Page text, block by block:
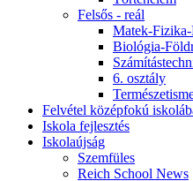
Felsős - reál
Matek-
Biológia-
6. osztály
Felvétel középfokú
Iskola fejlesztés
Iskolaújság
Szemfüles
Reich School News